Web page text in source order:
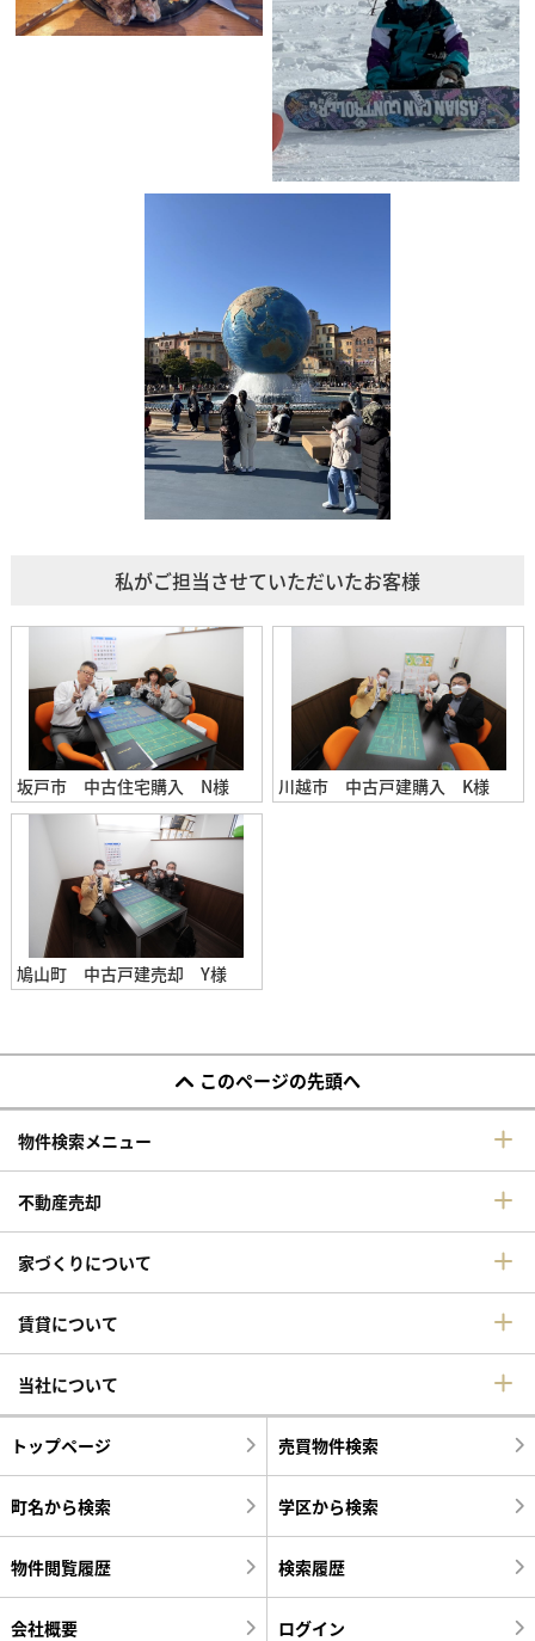
私がご担当させていただいたお客様
坂戸市 中古住宅購入 N様 川越市 中古戸建購入 K様
鳩山町 中古戸建売却 Y様
このページの先頭へ
物件検索メニュー
不動産売却
家づくりについて
賃貸について
当社について
トップページ 売買物件検索
町名から検索 学区から検索
物件閲覧履歴 検索履歴
会社概要 ログイン